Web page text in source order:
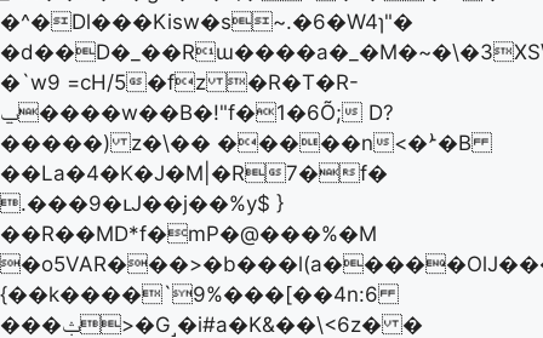
�^�Dl���Kisw�s~.�6�W4ɿ"�
�`w9 =cH/5�fz �R�T�R-
ݐ����w��B�!"f�1�6Õ; D?
�����) z�\�� �����n<�ܑ�B
��La�4�K�J�M|�R7�f�
.���9�ւJ��j��%y$ }
��R��MD*f�mP�@���%�M
{��k����`9%���[��4n:6
���ݑ>�G˼�i#a�K&��\<6z� �